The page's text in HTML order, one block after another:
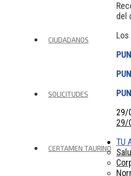
CIUDADANOS
SOLICITUDES
CERTAMEN TAURINO
del
29/
29/
TU